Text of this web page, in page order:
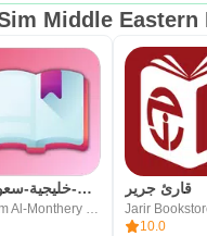
Middle Eastern
رواياتي (عربية-خليجية-سعودية)
Akram Al-Monthery | أكرم المنذري
قارئ جرير
Jarir
10.0